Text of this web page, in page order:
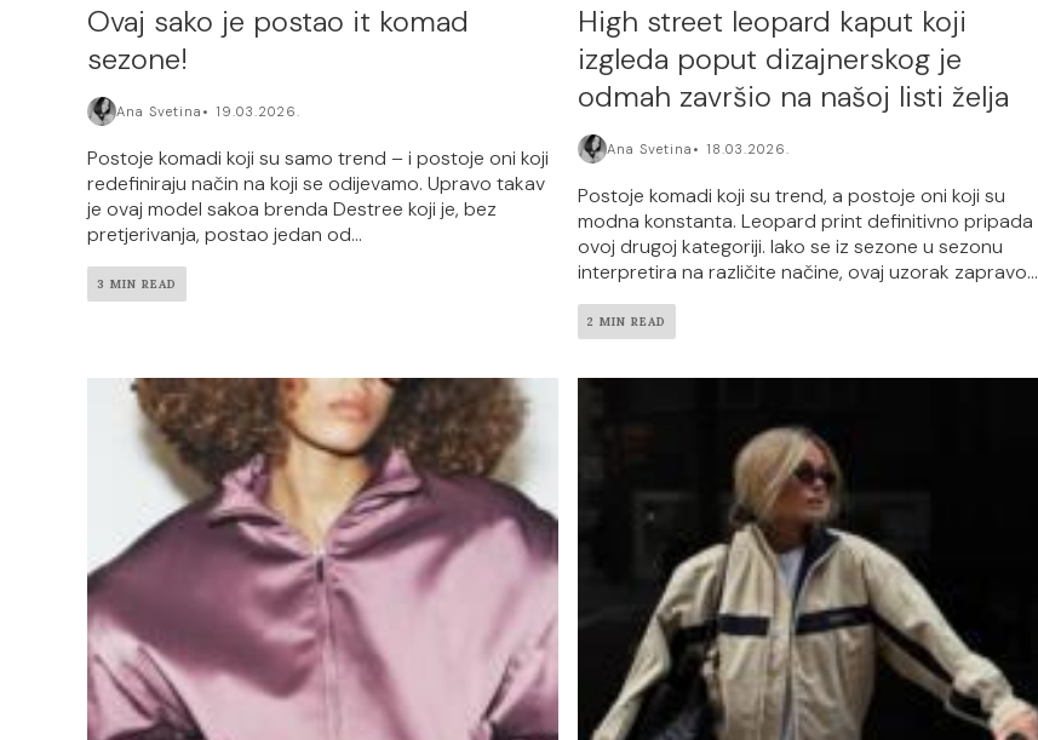
Ovaj sako je postao it komad
sezone!
Ana Svetina 19.03.2026.
Postoje komadi koji su samo trend – i postoje oni koji
redefiniraju način na koji se odijevamo. Upravo takav
je ovaj model sakoa brenda Destree koji je, bez
pretjerivanja, postao jedan od...
3 MIN READ
High street leopard kaput koji
izgleda poput dizajnerskog je
odmah završio na našoj listi želja
Ana Svetina 18.03.2026.
Postoje komadi koji su trend, a postoje oni koji su
modna konstanta. Leopard print definitivno pripada
ovoj drugoj kategoriji. Iako se iz sezone u sezonu
interpretira na različite načine, ovaj uzorak zapravo...
2 MIN READ